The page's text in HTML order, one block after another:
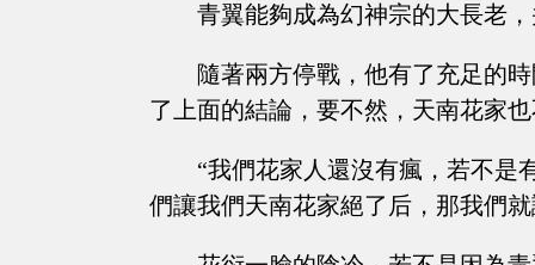
青翼能夠成為幻神宗的大長老
隨著兩方停戰，他有了充足的
了上面的結論，要不然，天南花家
“我們花家人還沒有瘋，若不是
們讓我們天南花家絕了后，那我們